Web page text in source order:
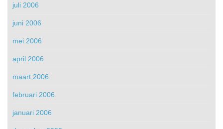
juli 2006
juni 2006
mei 2006
april 2006
maart 2006
februari 2006
januari 2006